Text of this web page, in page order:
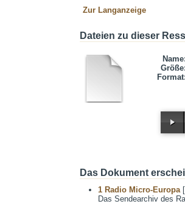
Zur Langanzeige
Dateien zu dieser
Das Dokument
1 Radio Micro-Europa
Das Sendearchiv des